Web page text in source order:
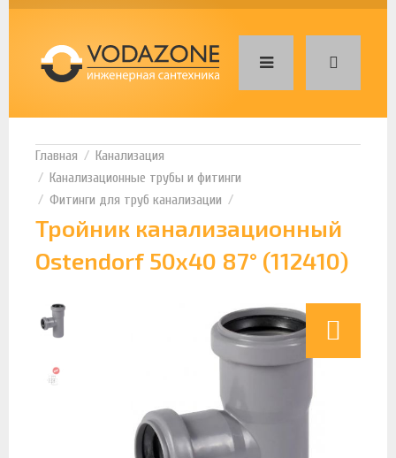
Канализация
Канализационные трубы и фитинги
Фитинги для труб канализации
Тройник канализационный
Ostendorf 50х40 87° (112410)